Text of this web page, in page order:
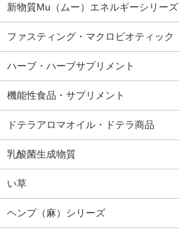
新物質Mu（ムー）エネルギーシリーズ
ファスティング・マクロビオティック
ハーブ・ハーブサプリメント
機能性食品・サプリメント
ドテラアロマオイル・ドテラ商品
乳酸菌生成物質
い草
ヘンプ（麻）シリーズ